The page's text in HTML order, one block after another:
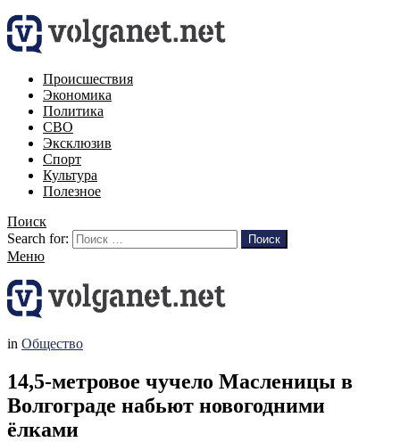
Происшествия
Экономика
Политика
СВО
Эксклюзив
Спорт
Культура
Полезное
Поиск
Search for:
Поиск
Меню
in Общество
14,5-метровое чучело Масленицы в
Волгограде набьют новогодними
ёлками